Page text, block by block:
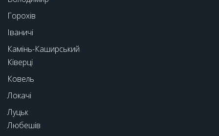
Горохів
Іваничі
Камінь-Каширський
Ківерці
Ковель
Локачі
Луцьк
Любешів